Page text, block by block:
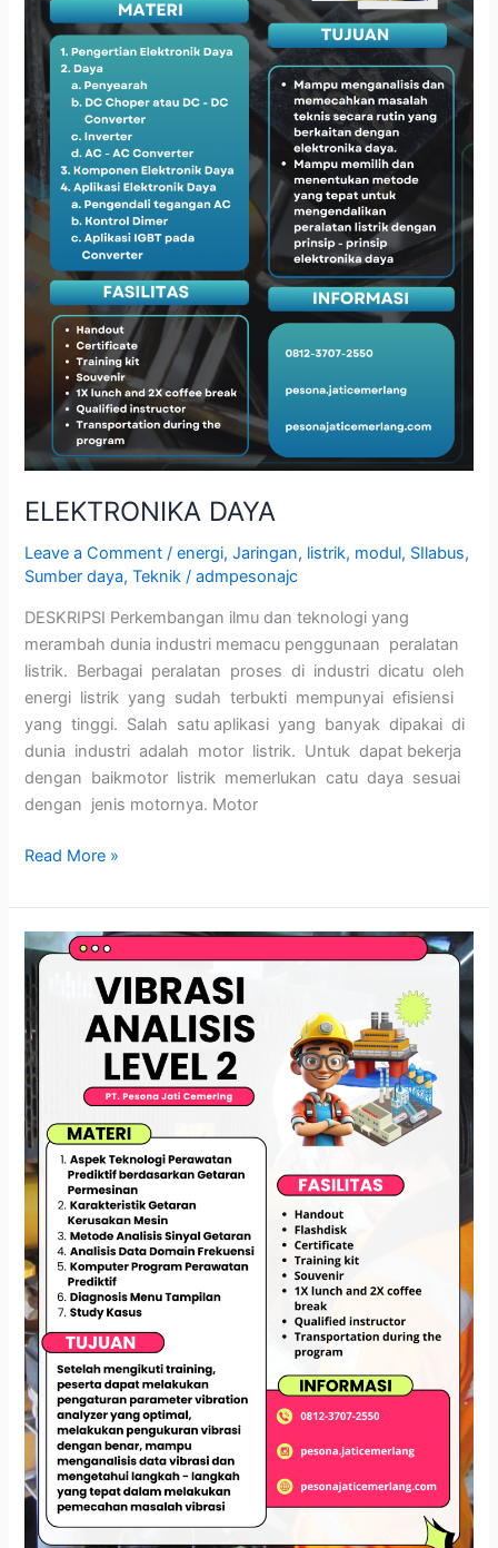
ELEKTRONIKA DAYA
Leave a Comment /energi,Jaringan, listrik, modul, SIlabus,
Sumber daya,Teknik /admpesonajc
DESKRIPSI Perkembangan ilmu dan teknologi yang
merambah dunia industri memacu penggunaan peralatan
listrik. Berbagai peralatan proses di industri dicatu oleh
energi listrik yang sudah terbukti mempunyai efisiensi
yang tinggi. Salah satu aplikasi yang banyak dipakai di
dunia industri adalah motor listrik. Untuk dapat bekerja
dengan baikmotor listrik memerlukan catu daya sesuai
dengan jenis motornya. Motor
Read More »
VIBRASI
ANALISIS
LEVEL
2